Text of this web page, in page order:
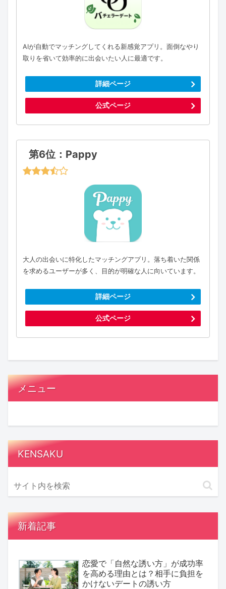
AIが自動でマッチングしてくれる新感覚アプリ。面倒なやり
取りを省いて効率的に出会いたい人に最適です。
詳細ページ
公式ページ
第6位：Pappy
大人の出会いに特化したマッチングアプリ。落ち着いた関係
を求めるユーザーが多く、目的が明確な人に向いています。
詳細ページ
公式ページ
メニュー
KENSAKU
新着記事
恋愛で「自然な誘い方」が成功率
を高める理由とは？相手に負担を
かけないデートの誘い方